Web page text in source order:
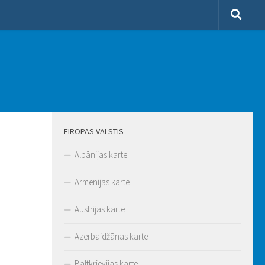
EIROPAS VALSTIS
Albānijas karte
Armēnijas karte
Austrijas karte
Azerbaidžānas karte